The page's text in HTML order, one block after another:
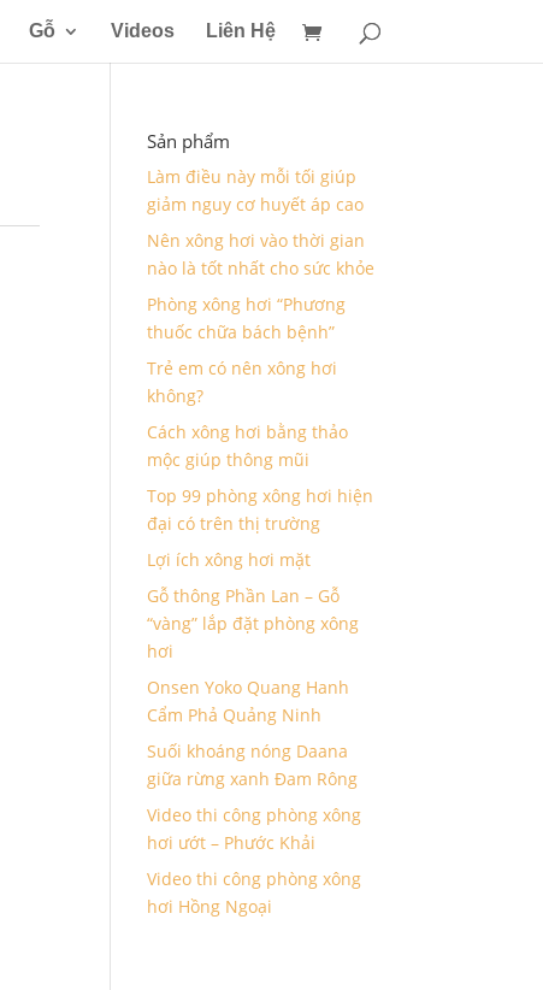
Gỗ Videos Liên Hệ
Sản phẩm
Làm điều này mỗi tối giúp
giảm nguy cơ huyết áp cao
Nên xông hơi vào thời gian
nào là tốt nhất cho sức khỏe
Phòng xông hơi “Phương
thuốc chữa bách bệnh”
Trẻ em có nên xông hơi
không?
Cách xông hơi bằng thảo
mộc giúp thông mũi
Top 99 phòng xông hơi hiện
đại có trên thị trường
Lợi ích xông hơi mặt
Gỗ thông Phần Lan – Gỗ
“vàng” lắp đặt phòng xông
hơi
Onsen Yoko Quang Hanh
Cẩm Phả Quảng Ninh
Suối khoáng nóng Daana
giữa rừng xanh Đam Rông
Video thi công phòng xông
hơi ướt – Phước Khải
Video thi công phòng xông
hơi Hồng Ngoại